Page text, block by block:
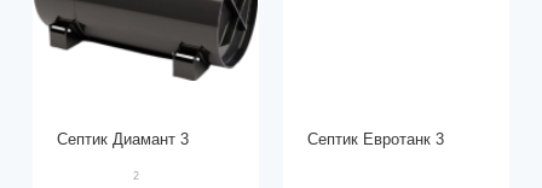
Септик Диамант 3
2
Септик Евротанк 3